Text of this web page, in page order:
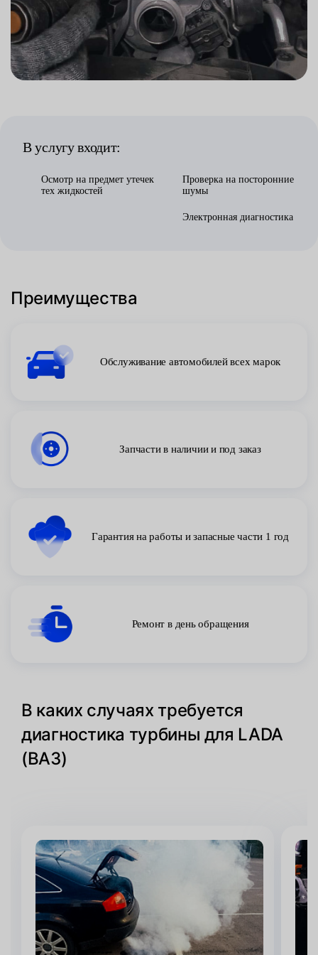
В услугу входит:
Осмотр на предмет утечек
тех жидкостей
Проверка на посторонние
шумы
Электронная диагностика
Преимущества
Обслуживание автомобилей всех марок
Запчасти в наличии и под заказ
Гарантия на работы и запасные части 1 год
Ремонт в день обращения
В каких случаях требуется
диагностика турбины для LADA
(ВАЗ)